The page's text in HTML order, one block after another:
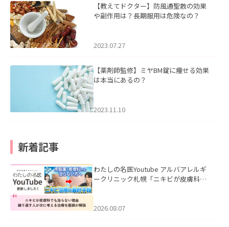
【教えてドクター】防風通聖散の効果
や副作用は？長期服用は危険なの？
2023.07.27
【薬剤師監修】ミヤBM錠に痩せる効果
は本当にあるの？
2023.11.10
新着記事
わたしの名医Youtube アルバアレルギ
ークリニック札幌「ニキビが皮膚科で
ました。
2026.08.07